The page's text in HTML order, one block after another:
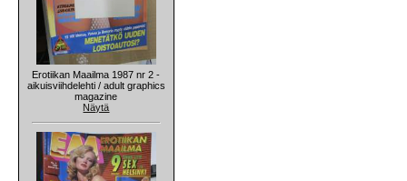
Erotiikan Maailma 1987 nr 2 -
aikuisviihdelehti / adult graphics
magazine
Näytä